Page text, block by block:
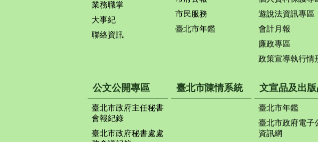
業務職掌
大事紀
聯絡資訊
市民服務
臺北市年鑑
遊說法資訊專區
會計月報
廉政專區
政策宣導執行情
公文公開專區
臺北市政府主任秘書
會報紀錄
臺北市政府秘書處處
臺北市陳情系統 文宣品及出
臺北市年鑑
臺北市政府電子
資訊網